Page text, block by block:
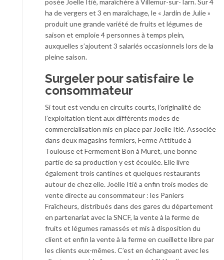
posée Joëlle Itié, maraîchère à Villemur-sur-Tarn. Sur 4
ha de vergers et 3 en maraîchage, le « Jardin de Julie »
produit une grande variété de fruits et légumes de
saison et emploie 4 personnes à temps plein,
auxquelles s’ajoutent 3 salariés occasionnels lors de la
pleine saison.
Surgeler pour satisfaire le
consommateur
Si tout est vendu en circuits courts, l’originalité de
l’exploitation tient aux différents modes de
commercialisation mis en place par Joëlle Itié. Associée
dans deux magasins fermiers, Ferme Attitude à
Toulouse et Fermement Bon à Muret, une bonne
partie de sa production y est écoulée. Elle livre
également trois cantines et quelques restaurants
autour de chez elle. Joëlle Itié a enfin trois modes de
vente directe au consommateur : les Paniers
Fraîcheurs, distribués dans des gares du département
en partenariat avec la SNCF, la vente à la ferme de
fruits et légumes ramassés et mis à disposition du
client et enfin la vente à la ferme en cueillette libre par
les clients eux-mêmes. C’est en échangeant avec les